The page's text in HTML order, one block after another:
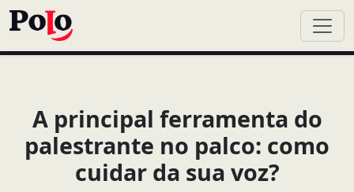
A principal ferramenta do
palestrante no palco: como
cuidar da sua voz?